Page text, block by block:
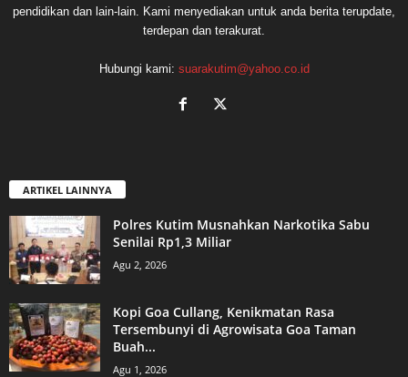
pendidikan dan lain-lain. Kami menyediakan untuk anda berita terupdate,
terdepan dan terakurat.
Hubungi kami: suarakutim@yahoo.co.id
ARTIKEL LAINNYA
Polres Kutim Musnahkan Narkotika Sabu
Senilai Rp1,3 Miliar
Agu 2, 2026
Kopi Goa Cullang, Kenikmatan Rasa
Tersembunyi di Agrowisata Goa Taman
Buah...
Agu 1, 2026